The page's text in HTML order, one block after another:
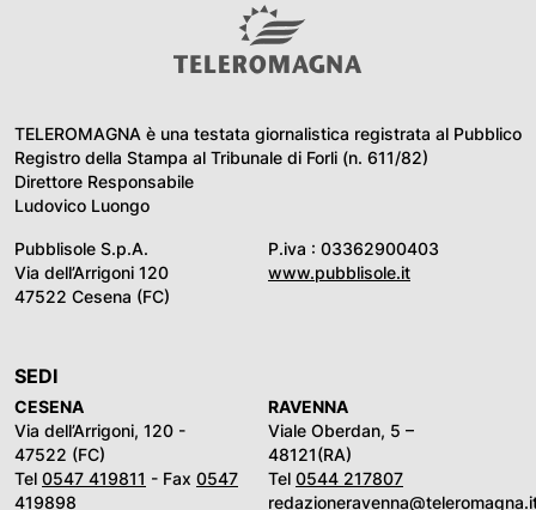
TELEROMAGNA è una testata giornalistica registrata al Pubblico
Registro della Stampa al Tribunale di Forli (n. 611/82)
Direttore Responsabile
Ludovico Luongo
Pubblisole S.p.A.
Via dell’Arrigoni 120
47522 Cesena (FC)
P.iva : 03362900403
www.pubblisole.it
SEDI
CESENA
Via dell’Arrigoni, 120 -
47522 (FC)
Tel 0547 419811 - Fax 0547
419898
RAVENNA
Viale Oberdan, 5 –
48121(RA)
Tel 0544 217807